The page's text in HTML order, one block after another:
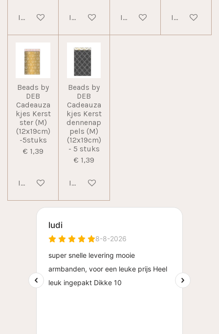
In winkelwagenIn winkelwagenIn winkelwagenIn
Beads by
DEB
Cadeauza
kjes Kerst
ster (M)
(12x19cm)
-5stuks
€ 1,39
In winkelwagen
Beads by
DEB
Cadeauza
kjes Kerst
dennenap
pels (M)
(12x19cm)
- 5 stuks
€ 1,39
In winkelwagen